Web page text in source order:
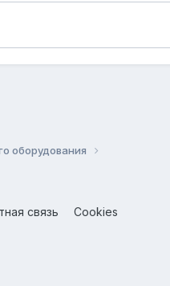
оборудования
связь
Cookies